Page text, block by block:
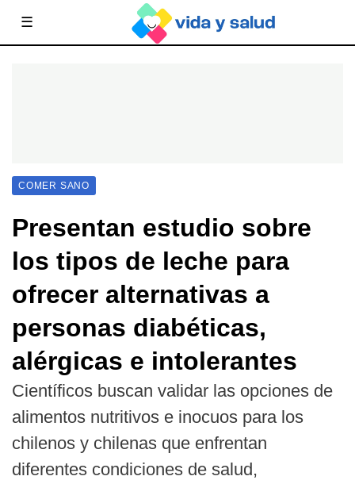
☰
COMER SANO
Presentan estudio sobre
los tipos de leche para
ofrecer alternativas a
personas diabéticas,
alérgicas e intolerantes
Científicos buscan validar las opciones de
alimentos nutritivos e inocuos para los
chilenos y chilenas que enfrentan
diferentes condiciones de salud,